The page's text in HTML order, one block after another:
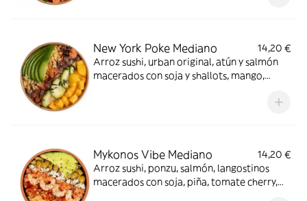
New York Poke Mediano
14,20 €
Arroz sushi, urban original, atún y salmón
macerados con soja y shallots, mango,
Mykonos Vibe Mediano
14,20 €
Arroz sushi, ponzu, salmón, langostinos
macerados con soja, piña, tomate cherry,